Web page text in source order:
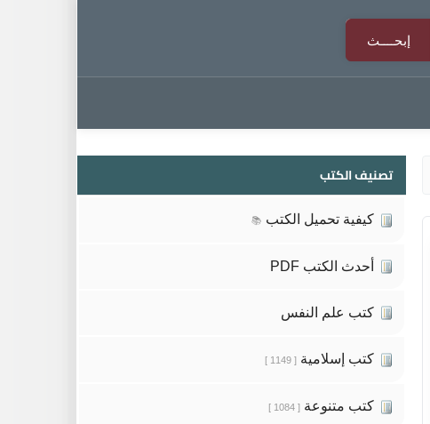
تصنيف الكتب
كيفية تحميل الكتب 📚
أحدث الكتب PDF
كتب علم النفس
كتب إسلامية [ 1149 ]
كتب متنوعة [ 1084 ]